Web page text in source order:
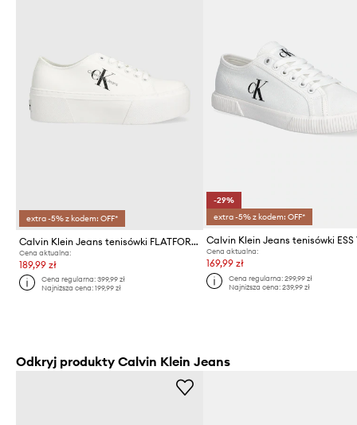
extra -5% z kodem: OFF*
Calvin Klein Jeans tenisówki FLATFORM+ CUPSOLE LOW TXT
Cena aktualna:
189,99 zł
Cena regularna:399,99 zł
Najniższa cena:199,99 zł
-29%
extra -5% z kodem: OFF*
Cena aktualna:
169,99 zł
Cena regularna: 299,99 zł
Najniższa cena: 239,99 zł
Odkryj produkty Calvin Klein Jeans